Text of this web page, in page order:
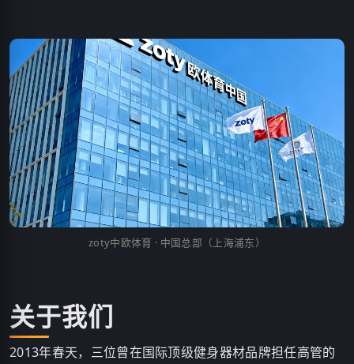
zoty中欧体育 · 中国总部（上海浦东）
关于我们
2013年春天，三位曾在国际顶级健身器材品牌担任高管的